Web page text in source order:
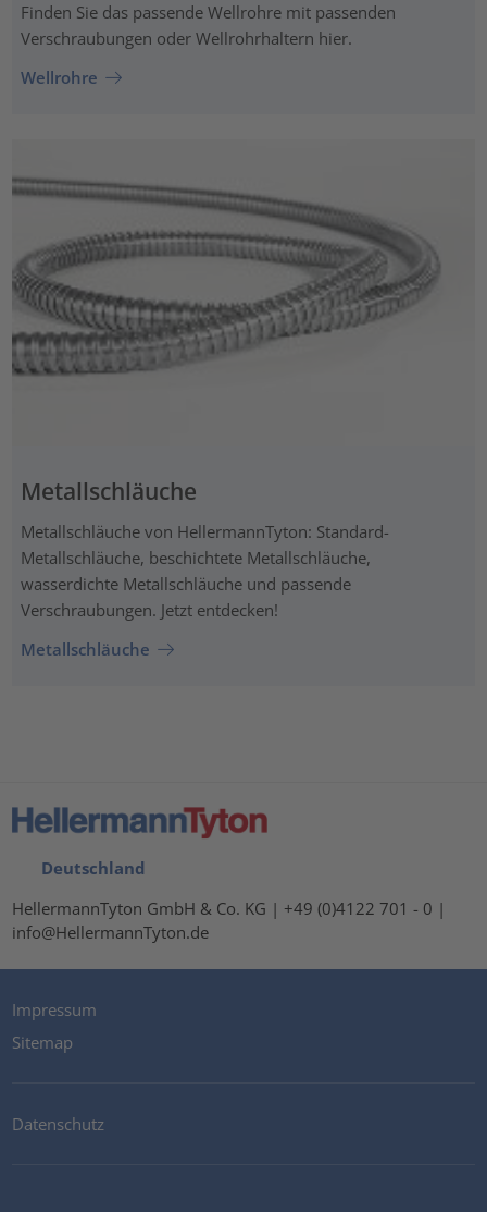
Finden Sie das passende Wellrohre mit passenden
Verschraubungen oder Wellrohrhaltern hier.
Wellrohre
Metallschläuche
Metallschläuche von HellermannTyton: Standard-
Metallschläuche, beschichtete Metallschläuche,
wasserdichte Metallschläuche und passende
Verschraubungen. Jetzt entdecken!
Metallschläuche
Deutschland
HellermannTyton GmbH & Co. KG | +49 (0)4122 701 - 0 |
info@HellermannTyton.de
Impressum
Sitemap
Datenschutz